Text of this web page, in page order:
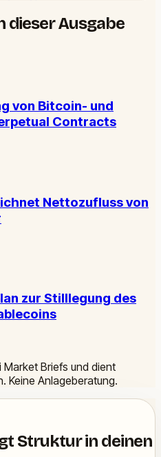
dieser Ausgabe
von Bitcoin- und
Contracts
Nettozufluss von
zur Stilllegung des
Market Briefs und dient
Keine Anlageberatung.
Struktur in deinen